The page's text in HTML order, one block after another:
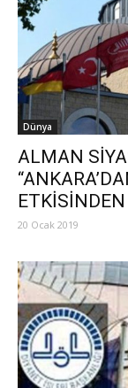
Dünya
ALMAN
ETKİSİNDEN
20 Ocak 2019